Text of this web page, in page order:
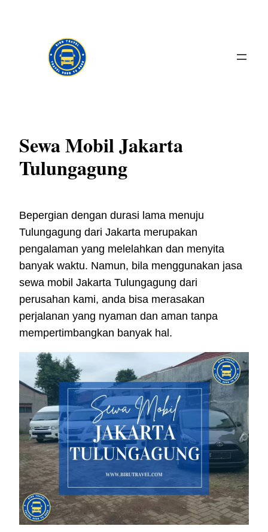
Sewa Mobil Jakarta
Tulungagung
Bepergian dengan durasi lama menuju
Tulungagung dari Jakarta merupakan
pengalaman yang melelahkan dan menyita
banyak waktu. Namun, bila menggunakan jasa
sewa mobil Jakarta Tulungagung dari
perusahan kami, anda bisa merasakan
perjalanan yang nyaman dan aman tanpa
mempertimbangkan banyak hal.